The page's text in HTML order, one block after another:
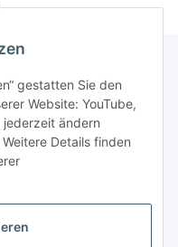
gestatten Sie den
Website: YouTube,
jederzeit ändern
Details finden